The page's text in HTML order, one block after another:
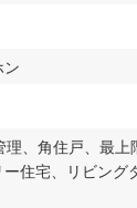
、角住戸、最上
住宅、リビング